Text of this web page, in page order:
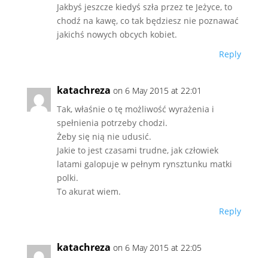
Jakbyś jeszcze kiedyś szła przez te Jeżyce, to
chodź na kawę, co tak będziesz nie poznawać
jakichś nowych obcych kobiet.
Reply
katachreza on 6 May 2015 at 22:01
Tak, właśnie o tę możliwość wyrażenia i
spełnienia potrzeby chodzi.
Żeby się nią nie udusić.
Jakie to jest czasami trudne, jak człowiek
latami galopuje w pełnym rynsztunku matki
polki.
To akurat wiem.
Reply
katachreza on 6 May 2015 at 22:05